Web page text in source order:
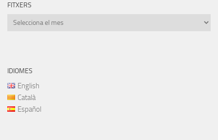
FITXERS
Fitxers
IDIOMES
English
Català
Español